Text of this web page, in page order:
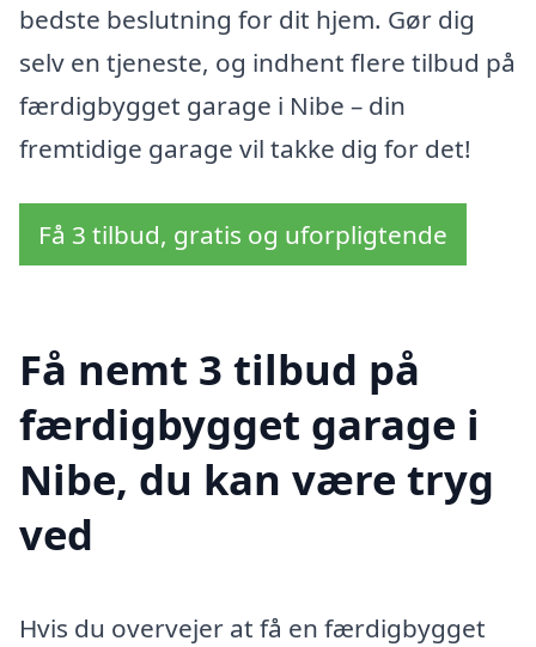
bedste beslutning for dit hjem. Gør dig
selv en tjeneste, og indhent flere tilbud på
færdigbygget garage i Nibe – din
fremtidige garage vil takke dig for det!
Få 3 tilbud, gratis og uforpligtende
Få nemt 3 tilbud på
færdigbygget garage i
Nibe, du kan være tryg
ved
Hvis du overvejer at få en færdigbygget